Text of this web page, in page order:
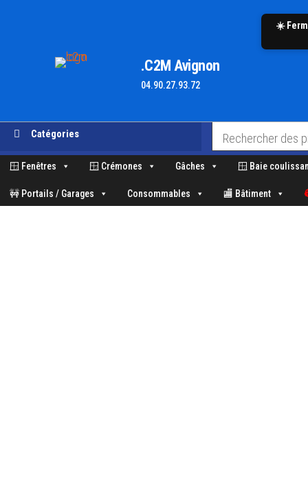
Aller
contenu
.C2M Avignon
04.90.27.93.72
☀️
🪟 Fenêtres 🪟 Crémones Gâches 🪟 Baie
🚧 Portails / Garages Consommables 🏬 Bâtiment
Catégories